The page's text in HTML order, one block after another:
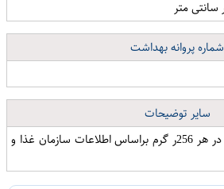
شماره پروانه بهداشت
سایر توضیحات
میزان ارزش غذایی محصول در هر 256ر گرم براساس اطلاعات سازمان غذا و